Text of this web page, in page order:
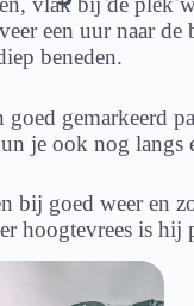
een uur naar
beneden.
gemarkeerd
je ook nog langs
bij goed weer en
hoogtevrees is hij